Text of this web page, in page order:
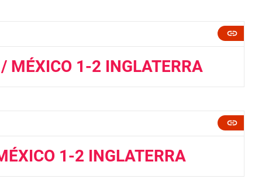
MÉXICO 1-2 INGLATERRA
1-2 INGLATERRA